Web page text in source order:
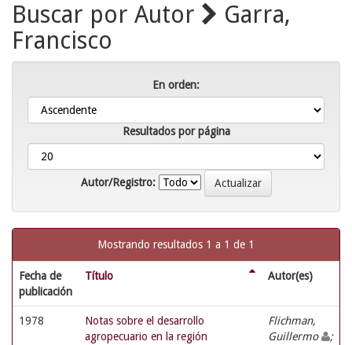
Buscar por Autor
Garra,
Francisco
En orden:
Resultados por página
Autor/Registro:
Mostrando resultados 1 a 1 de 1
Fecha de
publicación
Título Autor(es)
1978
Notas sobre el desarrollo
agropecuario en la región
Flichman,
Guillermo
;